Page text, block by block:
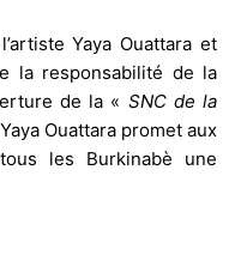
Yaya Ouattara et
la responsabilité de la
de la « SNC de la
Ouattara promet aux
les Burkinabè une